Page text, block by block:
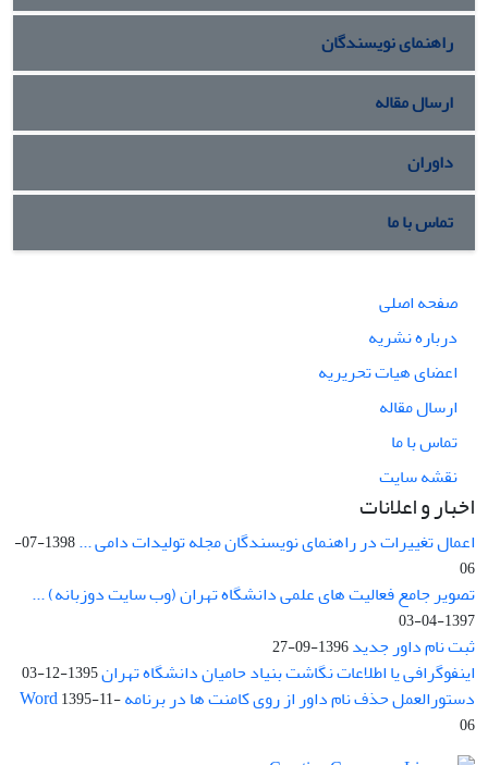
راهنمای نویسندگان
ارسال مقاله
داوران
تماس با ما
صفحه اصلی
درباره نشریه
اعضای هیات تحریریه
ارسال مقاله
تماس با ما
نقشه سایت
اخبار و اعلانات
اعمال تغییرات در راهنمای نویسندگان مجله تولیدات دامی ...
1398-07-
06
تصویر جامع فعالیت های علمی دانشگاه تهران (وب سایت دوزبانه) ...
1397-04-03
ثبت نام داور جدید1396-09-27
اینفوگرافی یا اطلاعات نگاشت بنیاد حامیان دانشگاه تهران1395-12-03
دستورالعمل حذف نام داور از روی کامنت ها در برنامه Word1395-11-
06